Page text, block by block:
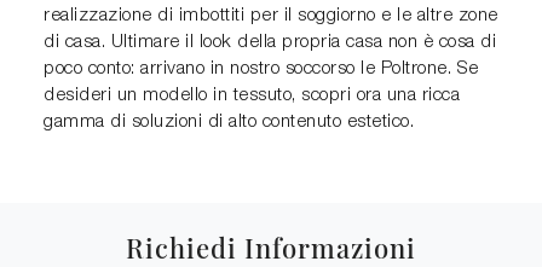
realizzazione di imbottiti per il soggiorno e le altre zone
di casa. Ultimare il look della propria casa non è cosa di
poco conto: arrivano in nostro soccorso le Poltrone. Se
desideri un modello in tessuto, scopri ora una ricca
gamma di soluzioni di alto contenuto estetico.
Richiedi Informazioni